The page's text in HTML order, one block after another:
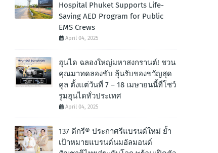
Hospital Phuket Supports Life-
Saving AED Program for Public
EMS Crews
April 04, 2025
ฮุนได ฉลองใหญ่มหาสงกรานต์! ชวน
คุณมาทดลองขับ ลุ้นรับของขวัญสุด
คูล ตั้งแต่วันที่ 7 – 18 เมษายนนี้ที่โชว์
รูมฮุนไดทั่วประเทศ
April 04, 2025
137 ดีกรี® ประกาศรีแบรนด์ใหม่ ย้ำ
เป้าหมายแบรนด์นมอัลมอนด์